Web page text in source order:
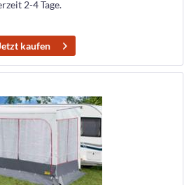
2-4 Tage.
kaufen